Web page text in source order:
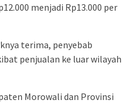
menjadi Rp13.000 per
terima, penyebab
penjualan ke luar wilayah
Morowali dan Provinsi